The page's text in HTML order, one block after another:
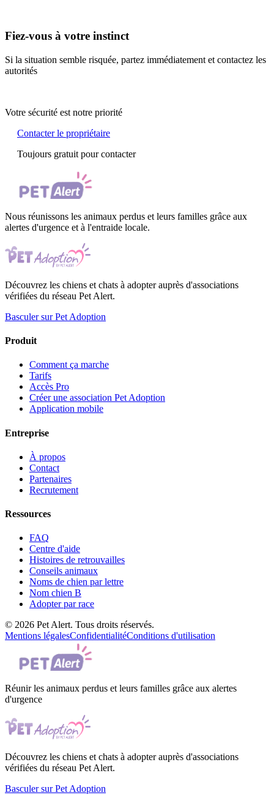
Fiez-vous à votre instinct
Si la situation semble risquée, partez immédiatement et contactez les
autorités
Votre sécurité est notre priorité
Contacter le propriétaire
Toujours gratuit pour contacter
Nous réunissons les animaux perdus et leurs familles grâce aux
alertes d'urgence et à l'entraide locale.
Découvrez les chiens et chats à adopter auprès d'associations
vérifiées du réseau Pet Alert.
Basculer sur Pet Adoption
Produit
Comment ça marche
Tarifs
Accès Pro
Créer une association Pet Adoption
Application mobile
Entreprise
À propos
Contact
Partenaires
Recrutement
Ressources
FAQ
Centre d'aide
Histoires de retrouvailles
Conseils animaux
Noms de chien par lettre
Nom chien B
Adopter par race
© 2026 Pet Alert. Tous droits réservés.
Mentions légalesConfidentialitéConditions d'utilisation
Réunir les animaux perdus et leurs familles grâce aux alertes
d'urgence
Découvrez les chiens et chats à adopter auprès d'associations
vérifiées du réseau Pet Alert.
Basculer sur Pet Adoption